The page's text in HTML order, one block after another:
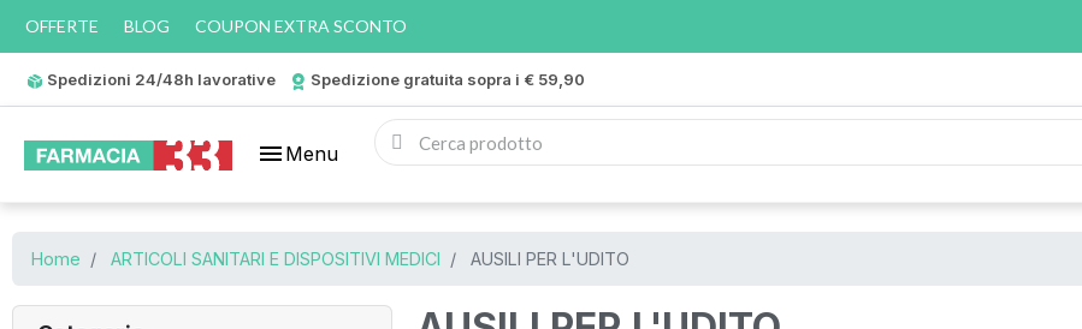
OFFERTE BLOG COUPON EXTRA SCONTO
Spedizioni 24/48h lavorative Spedizione gratuita sopra i € 59,90
menu Menu
Home ARTICOLI SANITARI E DISPOSITIVI MEDICI AUSILI PER L'UDITO